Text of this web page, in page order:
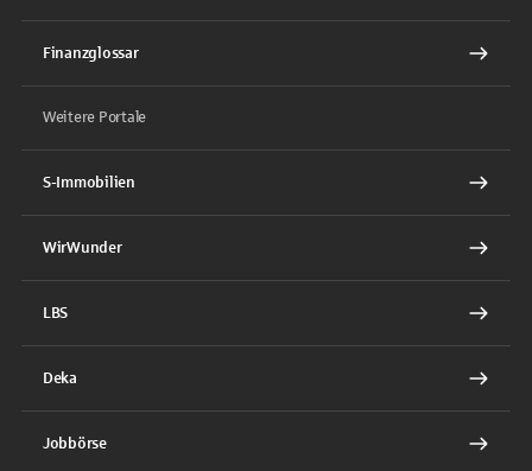
Finanzglossar
Weitere Portale
S-Immobilien
WirWunder
LBS
Deka
Jobbörse